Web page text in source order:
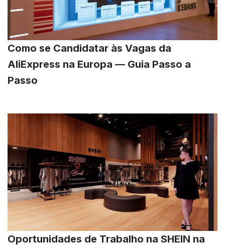
Como se Candidatar às Vagas da
AliExpress na Europa — Guia Passo a
Passo
Oportunidades de Trabalho na SHEIN na